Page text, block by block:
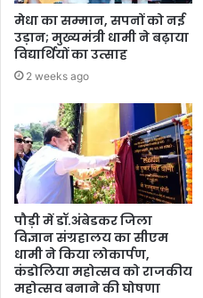
मेधा का सम्मान, सपनों को नई
उड़ान; मुख्यमंत्री धामी ने बढ़ाया
विद्यार्थियों का उत्साह
2 weeks ago
पौड़ी में डॉ.अंबेडकर जिला
विज्ञान संग्रहालय का सीएम
धामी ने किया लोकार्पण,
कंडोलिया महोत्सव को राजकीय
महोत्सव बनाने की घोषणा